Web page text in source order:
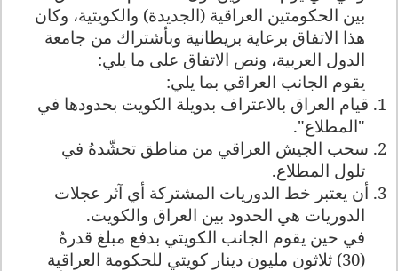
بين الحكومتين العراقية (الجديدة) والكويتية، وكان
هذا الاتفاق برعاية بريطانية وبأشتراك من جامعة
الدول العربية، ونص الاتفاق على ما يلي:
يقوم الجانب العراقي بما يلي:
1. قيام العراق بالاعتراف بدويلة الكويت بحدودها في
"المطلاع".
2. سحب الجيش العراقي من مناطق تحشّدهُ في
تلول المطلاع.
3. أن يعتبر خط الدوريات المشتركة أي آثر عجلات
الدوريات هي الحدود بين العراق والكويت.
في حين يقوم الجانب الكويتي بدفع مبلغ قدرهُ
(30) ثلاثون مليون دينار كويتي للحكومة العراقية